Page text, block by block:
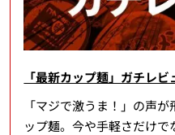
「最新カップ麺」ガチレビ
「マジで激うま！」の声
ップ麺。今や手軽さだけ